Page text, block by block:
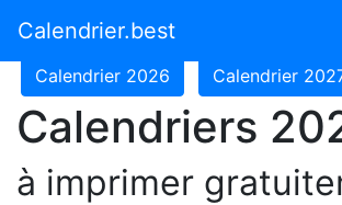
Calendrier.best
Calendrier 2024
Calendrier 2026 Calendrier
Calendriers
à imprimer